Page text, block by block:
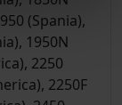
(Spania),
1950N
2250
2250F